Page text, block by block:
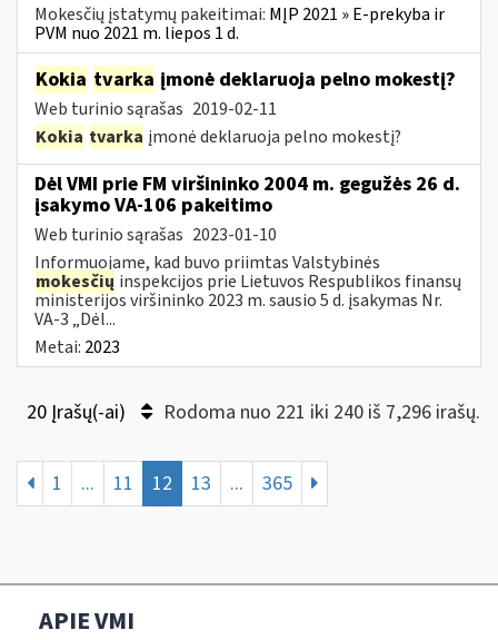
Mokesčių įstatymų pakeitimai: MĮP 2021 » E-prekyba ir
PVM nuo 2021 m. liepos 1 d.
Kokia tvarka įmonė deklaruoja pelno mokestį?
Web turinio sąrašas 2019-02-11
Kokia tvarka įmonė deklaruoja pelno mokestį?
Dėl VMI prie FM viršininko 2004 m. gegužės 26 d.
įsakymo VA-106 pakeitimo
Web turinio sąrašas 2023-01-10
Informuojame, kad buvo priimtas Valstybinės
mokesčių inspekcijos prie Lietuvos Respublikos finansų
ministerijos viršininko 2023 m. sausio 5 d. įsakymas Nr.
VA-3 „Dėl...
Metai: 2023
20 Įrašų(-ai) Rodoma nuo 221 iki 240 iš 7,296 irašų.
1 ... 11 12 13 ... 365
APIE VMI